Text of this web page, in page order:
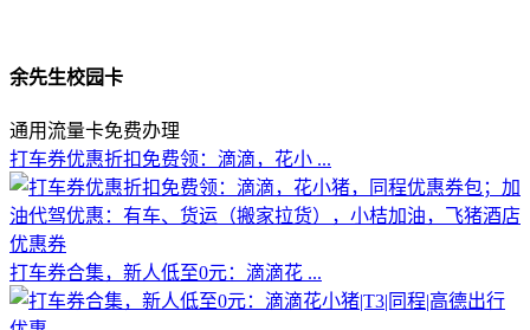
余先生校园卡
通用流量卡免费办理
打车券优惠折扣免费领：滴滴，花小 ...
打车券合集，新人低至0元：滴滴花 ...